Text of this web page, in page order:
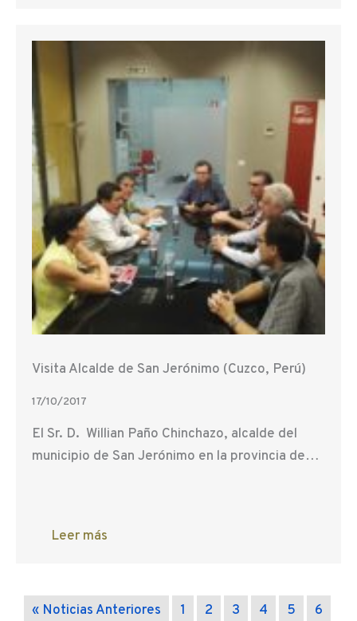
Visita Alcalde de San Jerónimo (Cuzco, Perú)
17/10/2017
El Sr. D. Willian Paño Chinchazo, alcalde del
municipio de San Jerónimo en la provincia de…
Leer más
« Noticias Anteriores 1 2 3 4 5 6